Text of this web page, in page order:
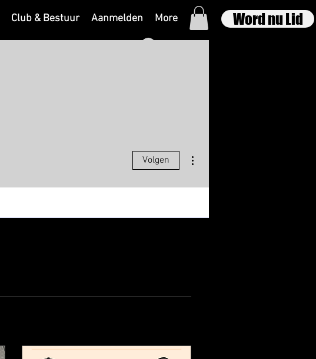
Club & Bestuur Aanmelden More Word nu Lid
Volgen